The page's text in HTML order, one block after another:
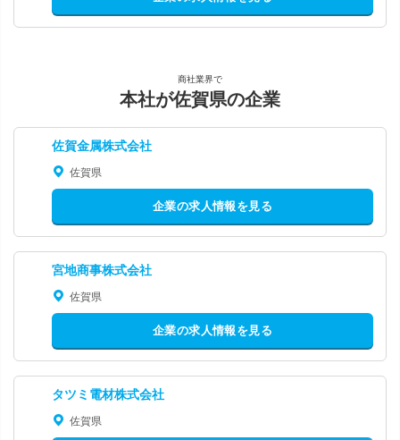
商社業界で
本社が佐賀県の企業
佐賀金属株式会社
佐賀県
企業の求人情報を見る
宮地商事株式会社
佐賀県
企業の求人情報を見る
タツミ電材株式会社
佐賀県